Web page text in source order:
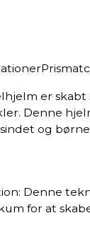
er
Denne
og
Denne
for at